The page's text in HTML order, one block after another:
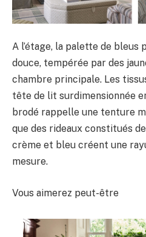
A l’étage, la palette de bleus
douce, tempérée par des
chambre principale. Les
tête de lit surdimensionnée
brodé rappelle une tenture
que des rideaux constitués
crème et bleu créent une
mesure.
Vous aimerez peut-être